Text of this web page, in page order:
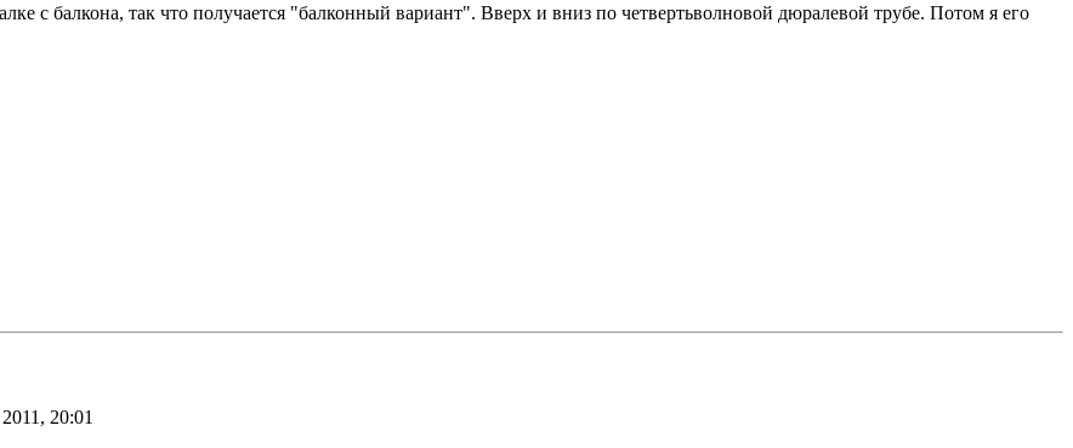
с балкона, так что получается "балконный вариант". Вверх и вниз по четвертьволновой дюралевой трубе. Потом я его
20:01